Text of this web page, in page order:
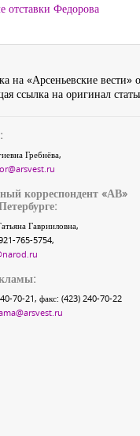
отставки Федорова
«Арсеньевские вести»
ссылка на оригинал
Гребнёва,
корреспондент «АВ»
Гаврииловна,
765-5754,
70-21, факс: (423) 240-70-22